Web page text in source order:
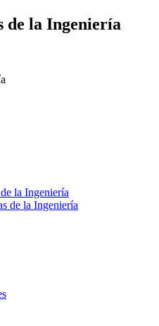
de la Ingeniería
la Ingeniería
de la Ingeniería